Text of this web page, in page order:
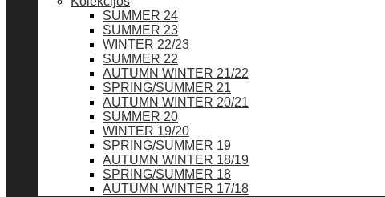
SUMMER 24
SUMMER 23
WINTER 22/23
SUMMER 22
AUTUMN WINTER 21/22
SPRING/SUMMER 21
AUTUMN WINTER 20/21
SUMMER 20
WINTER 19/20
SPRING/SUMMER 19
AUTUMN WINTER 18/19
SPRING/SUMMER 18
AUTUMN WINTER 17/18